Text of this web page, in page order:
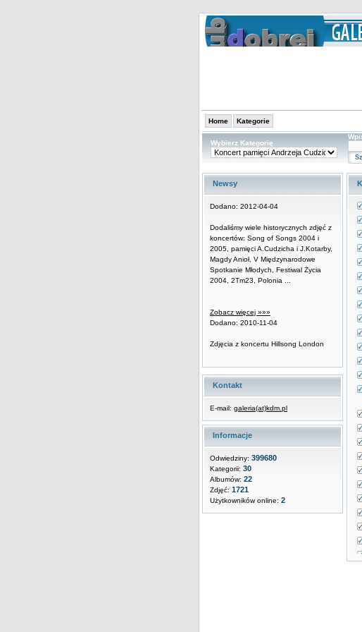
Home Kategorie
Wybierz Kategorię
Newsy
Dodano: 2012-04-04
Dodaliśmy wiele historycznych zdjęć z
koncertów: Song of Songs 2004 i
2005, pamięci A.Cudzicha i J.Kotarby,
Magdy Anioł, V Międzynarodowe
Spotkanie Młodych, Festiwal Życia
2004, 2Tm23, Polonia ...
Zobacz więcej »»»
Dodano: 2010-11-04
Zdjęcia z koncertu Hillsong London
Kontakt
E-mail: galeria(at)kdm.pl
Informacje
Odwiedziny: 399680
Kategorii: 30
Albumów: 22
Zdjęć: 1721
Użytkowników online: 2